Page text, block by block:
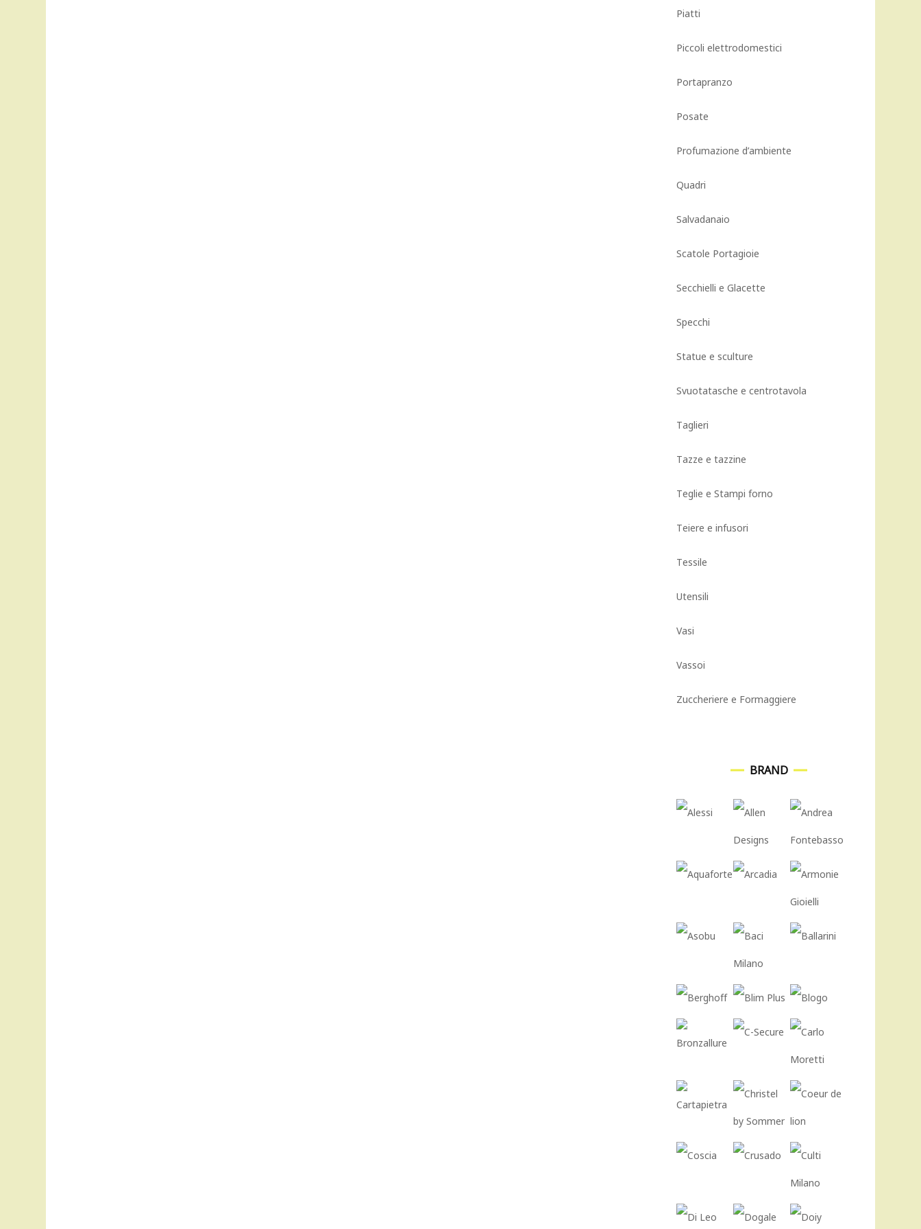
Piatti
Piccoli elettrodomestici
Portapranzo
Posate
Profumazione d’ambiente
Quadri
Salvadanaio
Scatole Portagioie
Secchielli e Glacette
Specchi
Statue e sculture
Svuotatasche e centrotavola
Taglieri
Tazze e tazzine
Teglie e Stampi forno
Teiere e infusori
Tessile
Utensili
Vasi
Vassoi
Zuccheriere e Formaggiere
BRAND